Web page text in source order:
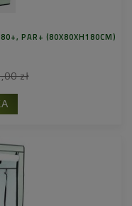
PAR+ (80X80XH180CM)
zł